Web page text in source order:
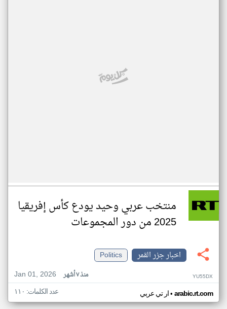
منتخب عربي وحيد يودع كأس إفريقيا
2025 من دور المجموعات
اخبار جزر القمر
Politics
Jan 01, 2026
منذ ٧ أشهر YU55DX
ار تي عربي• arabic.rt.com عدد الكلمات: ١١٠